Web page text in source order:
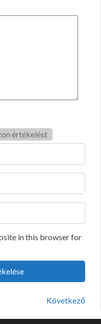
értékelést
in this browser for
Következő